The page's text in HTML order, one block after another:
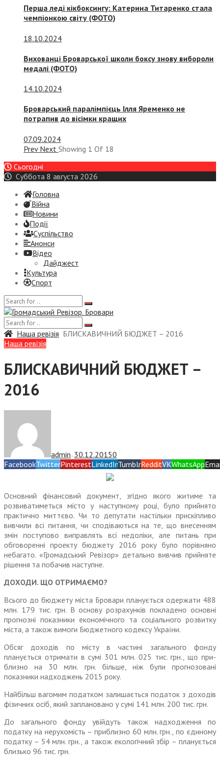
Перша леді кікбоксингу: Катерина Титаренко стала
чемпіонкою світу (ФОТО)
18.10.2024
Вихованці Броварської школи боксу знову вибороли
медалі (ФОТО)
14.10.2024
Броварський паралімпієць Ілля Яременко не
потрапив до вісімки кращих
07.09.2024
Prev Next Showing 1 Of 18
Сьогодні
Суббота 8 августа 2026
Головна
Війна
Новини
Події
Суспiльство
Анонси
Відео
Дайджест
Культура
Спорт
Наша ревізія БЛИСКАВИЧНИЙ БЮДЖЕТ – 2016
Наша ревізія
БЛИСКАВИЧНИЙ БЮДЖЕТ –
2016
admin — 30.12.20150
FacebookTwitterPinterestLinkedInTumblrRedditVKWhatsApp
Основний фінансовий документ, згідно якого житиме та
розвиватиметься місто у наступному році, було прийнято
практично миттєво. Чи то депутати настільки прискіпливо
вивчили всі питання, чи сподіваються на те, що внесенням
змін поступово виправлять всі недоліки, але питань при
обговоренні проекту бюджету 2016 року було порівняно
небагато. «Громадський Ревізор» детально вивчив прийняте
рішення та побачив наступне.
ДОХОДИ. ЩО ОТРИМАЄМО?
Всього до бюджету міста Бровари пла­нується одержати 488
млн. 179 тис. грн. В основу розрахунків покладено осно­вні
прогнозні показники економічного та соціального розвитку
міста, а також вимоги Бюджетного кодексу України.
Обсяг доходів по місту в частині загального фонду
планується отримати в сумі 301 млн. 025 тис. грн., що при­
близно на 30 млн. грн. більше, ніж були прогнозовані
показники надходжень 2015 року.
Найбільш вагомим податком залиша­ється податок з доходів
фізичних осіб, який заплановано у сумі 141 млн. 200 тис. грн.
До загального фонду увійдуть також надходження по
податку на нерухомість – приблизно 60 млн. грн., по єдиному
податку – 54 млн. грн., а також еколо­гічний збір – планується
близько 96 тис. грн.